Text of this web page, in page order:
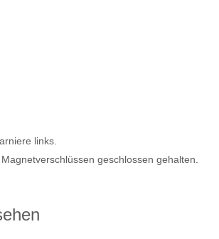
links.
geschlossen gehalten.